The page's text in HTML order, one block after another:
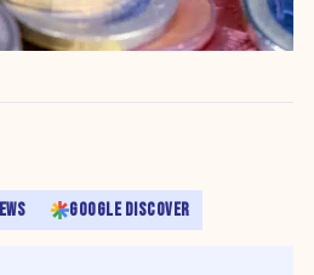
GOOGLE DISCOVER